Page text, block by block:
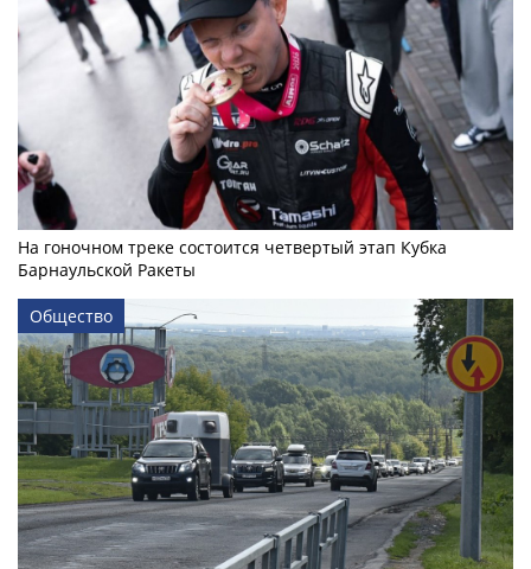
На гоночном треке состоится четвертый этап Кубка
Барнаульской Ракеты
Общество